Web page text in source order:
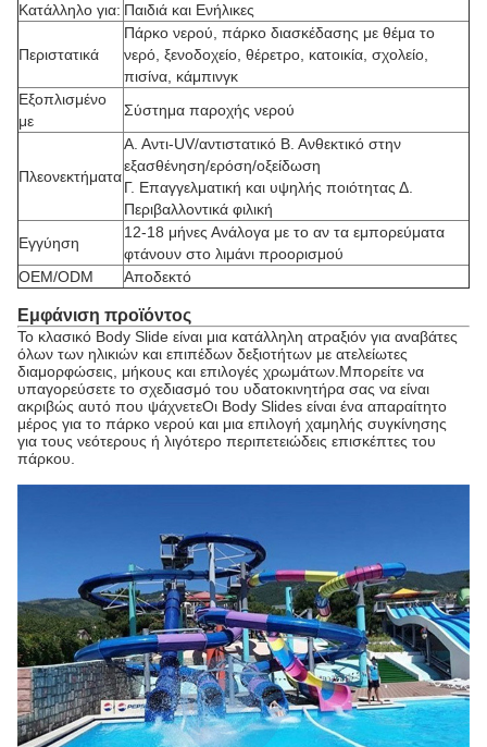
Κατάλληλο για: Παιδιά και Ενήλικες
Περιστατικά
Πάρκο νερού, πάρκο διασκέδασης με θέμα το
νερό, ξενοδοχείο, θέρετρο, κατοικία, σχολείο,
πισίνα, κάμπινγκ
Εξοπλισμένο
με
Σύστημα παροχής νερού
Πλεονεκτήματα
Α. Αντι-UV/αντιστατικό Β. Ανθεκτικό στην
εξασθένηση/ερόση/οξείδωση
Γ. Επαγγελματική και υψηλής ποιότητας Δ.
Περιβαλλοντικά φιλική
Εγγύηση
12-18 μήνες Ανάλογα με το αν τα εμπορεύματα
φτάνουν στο λιμάνι προορισμού
OEM/ODM
Αποδεκτό
Εμφάνιση προϊόντος
Το κλασικό Body Slide είναι μια κατάλληλη ατραξιόν για αναβάτες
όλων των ηλικιών και επιπέδων δεξιοτήτων με ατελείωτες
διαμορφώσεις, μήκους και επιλογές χρωμάτων.Μπορείτε να
υπαγορεύσετε το σχεδιασμό του υδατοκινητήρα σας να είναι
ακριβώς αυτό που ψάχνετεΟι Body Slides είναι ένα απαραίτητο
μέρος για το πάρκο νερού και μια επιλογή χαμηλής συγκίνησης
για τους νεότερους ή λιγότερο περιπετειώδεις επισκέπτες του
πάρκου.